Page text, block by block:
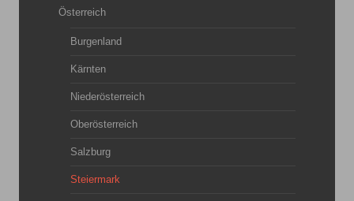
Österreich
Burgenland
Kärnten
Niederösterreich
Oberösterreich
Salzburg
Steiermark